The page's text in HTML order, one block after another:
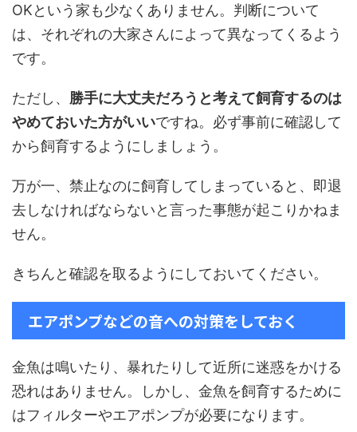
OKという家も少なくありません。判断について
は、それぞれの大家さんによって異なってくるよう
です。
ただし、 勝手に大丈夫だろうと考えて飼育するのは
やめておいた方がいいですね。必ず事前に確認して
から飼育するようにしましょう。
万が一、禁止なのに飼育してしまっていると、即退
去しなければならないと言った事態が起こりかねま
せん。
きちんと確認を取るようにしておいてください。
エアポンプなどの音への対策をしておく
金魚は鳴いたり、暴れたりして近所に迷惑をかける
恐れはありません。しかし、金魚を飼育するために
はフィルターやエアポンプが必要になります。